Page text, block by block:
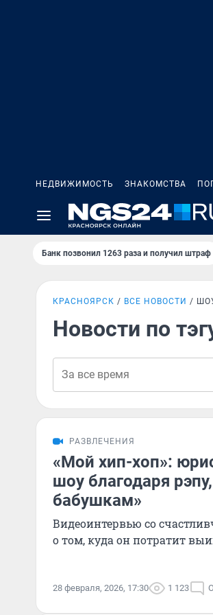
НЕДВИЖИМОСТЬ ЗНАКОМСТВА
Банк позвонил 1263 раза и получил штраф
КРАСНОЯРСК ВСЕ НОВОСТИ
Новости по
РАЗВЛЕЧЕНИЯ
«Мой хип-хоп»:
шоу благодаря
бабушкам»
Видеоинтервью со
о том, куда он потратит
28 февраля, 2026, 17:30 1 123